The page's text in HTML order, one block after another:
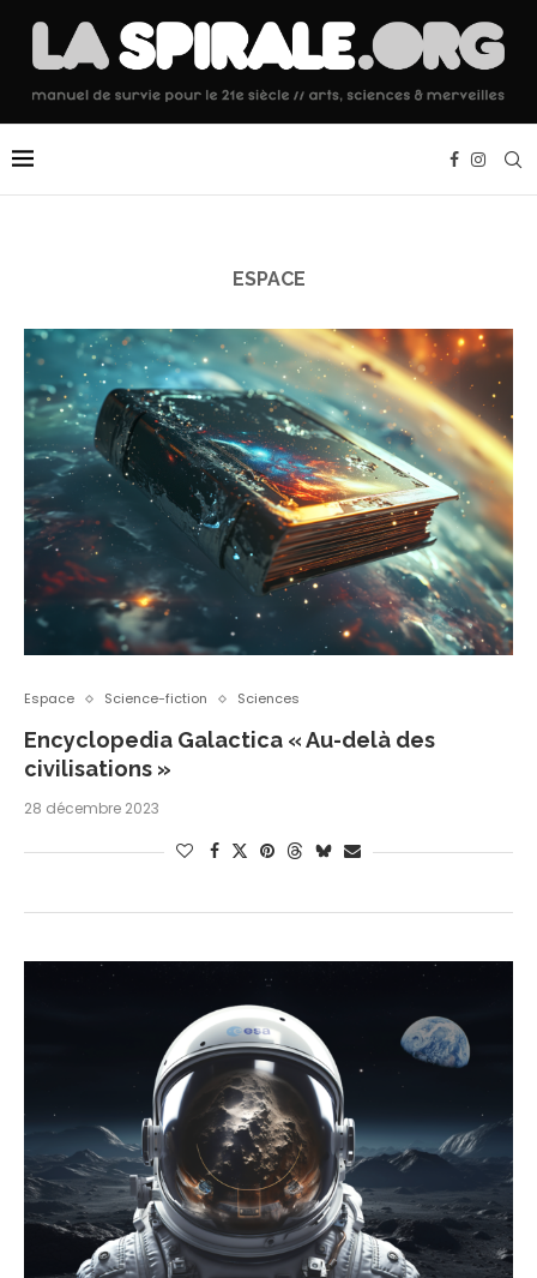
ESPACE
Espace Science-fiction Sciences
Encyclopedia Galactica « Au-delà des
civilisations »
28 décembre 2023